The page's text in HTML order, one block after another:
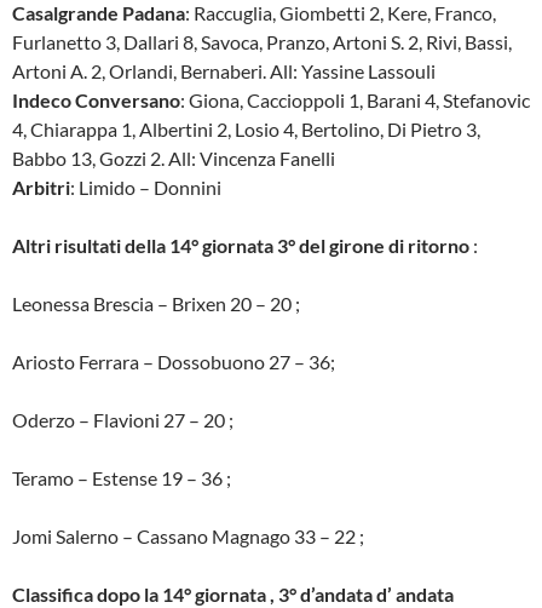
Casalgrande Padana: Raccuglia, Giombetti 2, Kere, Franco,
Furlanetto 3, Dallari 8, Savoca, Pranzo, Artoni S. 2, Rivi, Bassi,
Artoni A. 2, Orlandi, Bernaberi. All: Yassine Lassouli
Indeco Conversano: Giona, Caccioppoli 1, Barani 4, Stefanovic
4, Chiarappa 1, Albertini 2, Losio 4, Bertolino, Di Pietro 3,
Babbo 13, Gozzi 2. All: Vincenza Fanelli
Arbitri: Limido – Donnini
Altri risultati della 14° giornata 3° del girone di ritorno :
Leonessa Brescia – Brixen 20 – 20 ;
Ariosto Ferrara – Dossobuono 27 – 36;
Oderzo – Flavioni 27 – 20 ;
Teramo – Estense 19 – 36 ;
Jomi Salerno – Cassano Magnago 33 – 22 ;
Classifica dopo la 14° giornata , 3° d’andata d’ andata